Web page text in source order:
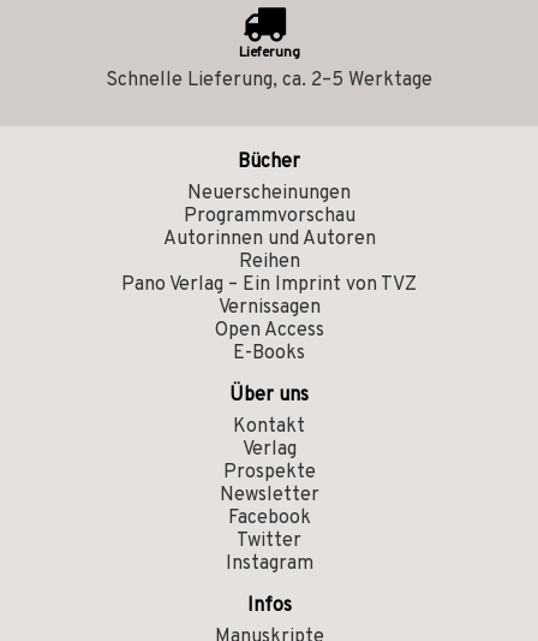
Lieferung
Schnelle Lieferung, ca. 2–5 Werktage
Bücher
Neuerscheinungen
Programmvorschau
Autorinnen und Autoren
Reihen
Pano Verlag – Ein Imprint von TVZ
Vernissagen
Open Access
E-Books
Über uns
Kontakt
Verlag
Prospekte
Newsletter
Facebook
Twitter
Instagram
Infos